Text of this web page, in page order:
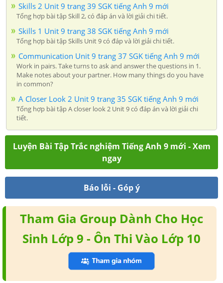
Skills 2 Unit 9 trang 39 SGK tiếng Anh 9 mới
Tổng hợp bài tập Skill 2, có đáp án và lời giải chi tiết.
Skills 1 Unit 9 trang 38 SGK tiếng Anh 9 mới
Tổng hợp bài tập Skills Unit 9 có đáp và lời giải chi tiết.
Communication Unit 9 trang 37 SGK tiếng Anh 9 mới
Work in pairs. Take turns to ask and answer the questions in 1.
Make notes about your partner. How many things do you have
in common?
A Closer Look 2 Unit 9 trang 35 SGK tiếng Anh 9 mới
Tổng hợp bài tập A closer look 2 Unit 9 có đáp án và lời giải chi
tiết.
Luyện Bài Tập Trắc nghiệm Tiếng Anh 9 mới - Xem
ngay
Báo lỗi - Góp ý
Tham Gia Group Dành Cho Học
Sinh Lớp 9 - Ôn Thi Vào Lớp 10